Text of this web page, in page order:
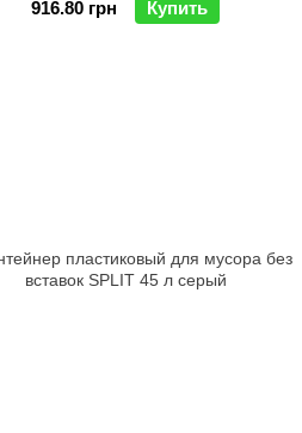
916.80 грн
Купить